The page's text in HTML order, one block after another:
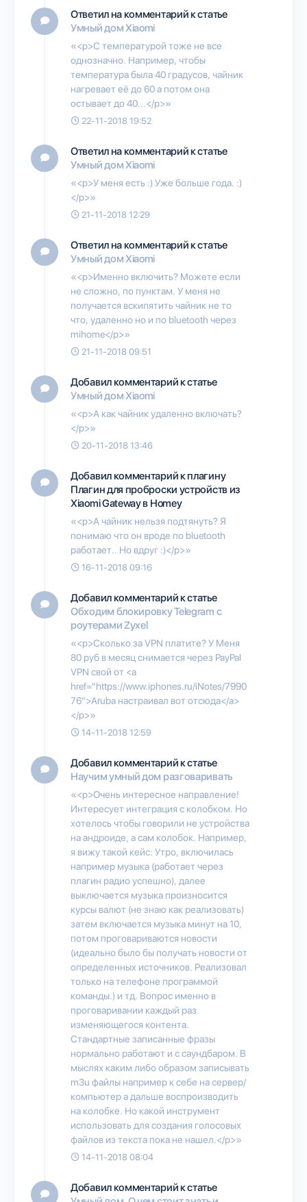
Ответил на комментарий к статье
Умный дом Xiaomi
«<p>С температурой тоже не все
однозначно. Например, чтобы
температура была 40 градусов, чайник
нагревает её до 60 а потом она
остывает до 40...</p>»
22-11-2018 19:52
Ответил на комментарий к статье
Умный дом Xiaomi
«<p>У меня есть :) Уже больше года. :)
</p>»
21-11-2018 12:29
Ответил на комментарий к статье
Умный дом Xiaomi
«<p>Именно включить? Можете если
не сложно, по пунктам. У меня не
получается вскипятить чайник не то
что, удаленно но и по bluetooth через
mihome</p>»
21-11-2018 09:51
Добавил комментарий к статье
Умный дом Xiaomi
«<p>А как чайник удаленно включать?
</p>»
20-11-2018 13:46
Добавил комментарий к плагину
Плагин для проброски устройств из
Xiaomi Gateway в Homey
«<p>А чайник нельзя подтянуть? Я
понимаю что он вроде по bluetooth
работает.. Но вдруг :)</p>»
16-11-2018 09:16
Добавил комментарий к статье
Обходим блокировку Telegram с
роутерами Zyxel
«<p>Сколько за VPN платите? У Меня
80 руб в месяц снимается через PayPal
VPN свой от <a
href="https://www.iphones.ru/iNotes/7990
76">Aruba настраивал вот отсюда</a>
</p>»
14-11-2018 12:59
Добавил комментарий к статье
Научим умный дом разговаривать
«<p>Очень интересное направление!
Интересует интеграция с колобком. Но
хотелось чтобы говорили не устройства
на андроиде, а сам колобок. Например,
я вижу такой кейс: Утро, включилась
например музыка (работает через
плагин радио успешно), далее
выключается музыка произносится
курсы валют (не знаю как реализовать)
затем включается музыка минут на 10,
потом проговариваются новости
(идеально было бы получать новости от
определенных источников. Реализовал
только на телефоне программой
команды.) и тд. Вопрос именно в
проговаривании каждый раз
изменяющегося контента.
Стандартные записанные фразы
нормально работают и с саундбаром. В
мыслях каким либо образом записывать
m3u файлы например к себе на сервер/
компьютер а дальше воспроизводить
на колобке. Но какой инструмент
использовать для создания голосовых
файлов из текста пока не нашел.</p>»
14-11-2018 08:04
Добавил комментарий к статье